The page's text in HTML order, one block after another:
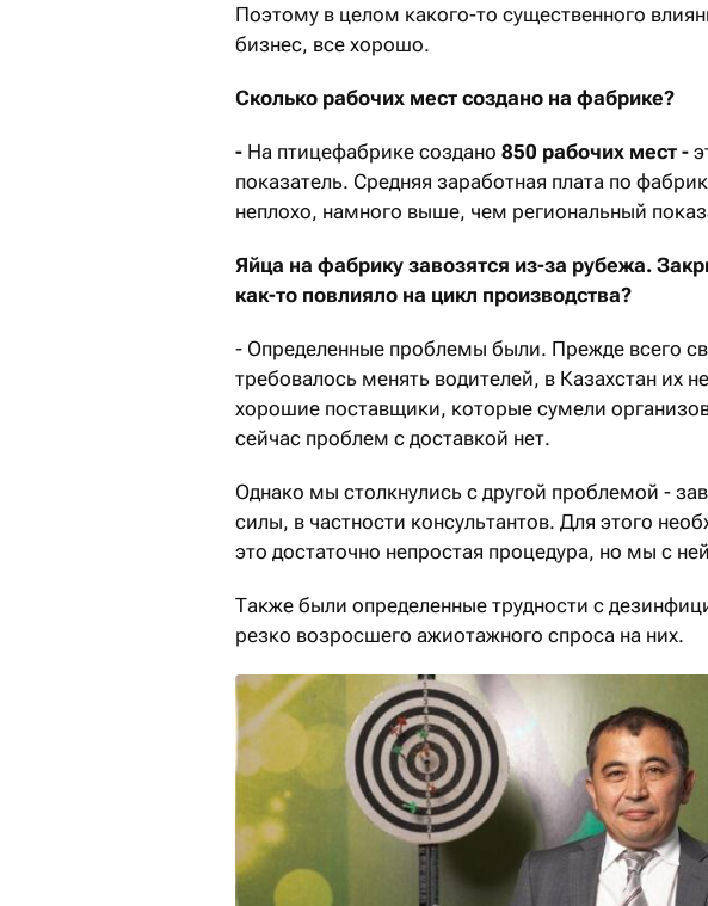
Поэтому в целом какого-то существенного
бизнес, все хорошо.
Сколько рабочих мест создано на фабрике?
- На птицефабрике создано 850 рабочих мест -
показатель. Средняя заработная плата по
неплохо, намного выше, чем региональный
Яйца на фабрику завозятся из-за рубежа.
как-то повлияло на цикл производства?
- Определенные проблемы были. Прежде всего
требовалось менять водителей, в Казахстан их
хорошие поставщики, которые сумели
сейчас проблем с доставкой нет.
Однако мы столкнулись с другой проблемой -
силы, в частности консультантов. Для этого
это достаточно непростая процедура, но мы с
Также были определенные трудности с
резко возросшего ажиотажного спроса на них.